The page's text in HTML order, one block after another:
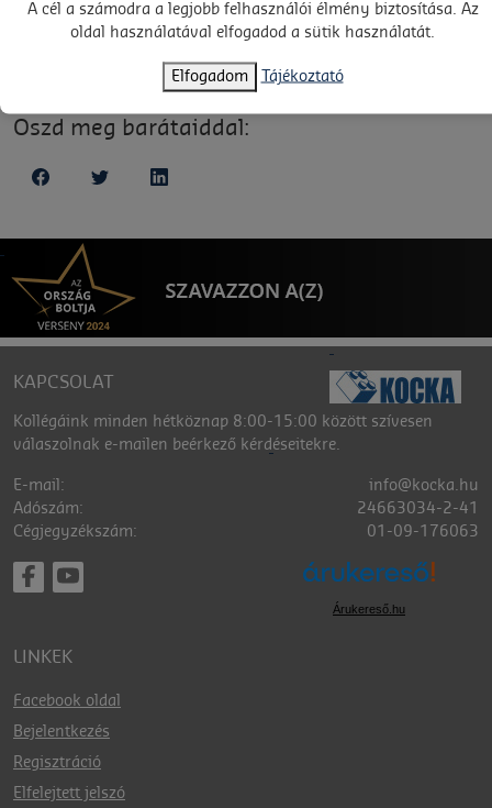
tárolására. Lányok és fiúk, hordjátok stílusosan pénzeteket,
személyi igazolványotokat és kártyáitokat ezzel a LEGO®
pénztárcával. 3 éven felülieknek ajánlott!
Oszd meg barátaiddal:
KAPCSOLAT
Kollégáink minden hétköznap 8:00-15:00 között szívesen
válaszolnak e-mailen beérkező kérdéseitekre.
E-mail:
info@kocka.hu
Adószám:
24663034-2-41
Cégjegyzékszám:
01-09-176063
Árukereső.hu
LINKEK
Facebook oldal
Bejelentkezés
Regisztráció
Elfelejtett jelszó
A cél a számodra a legjobb felhasználói élmény biztosítása. Az
oldal használatával elfogadod a sütik használatát.
Elfogadom Tájékoztató